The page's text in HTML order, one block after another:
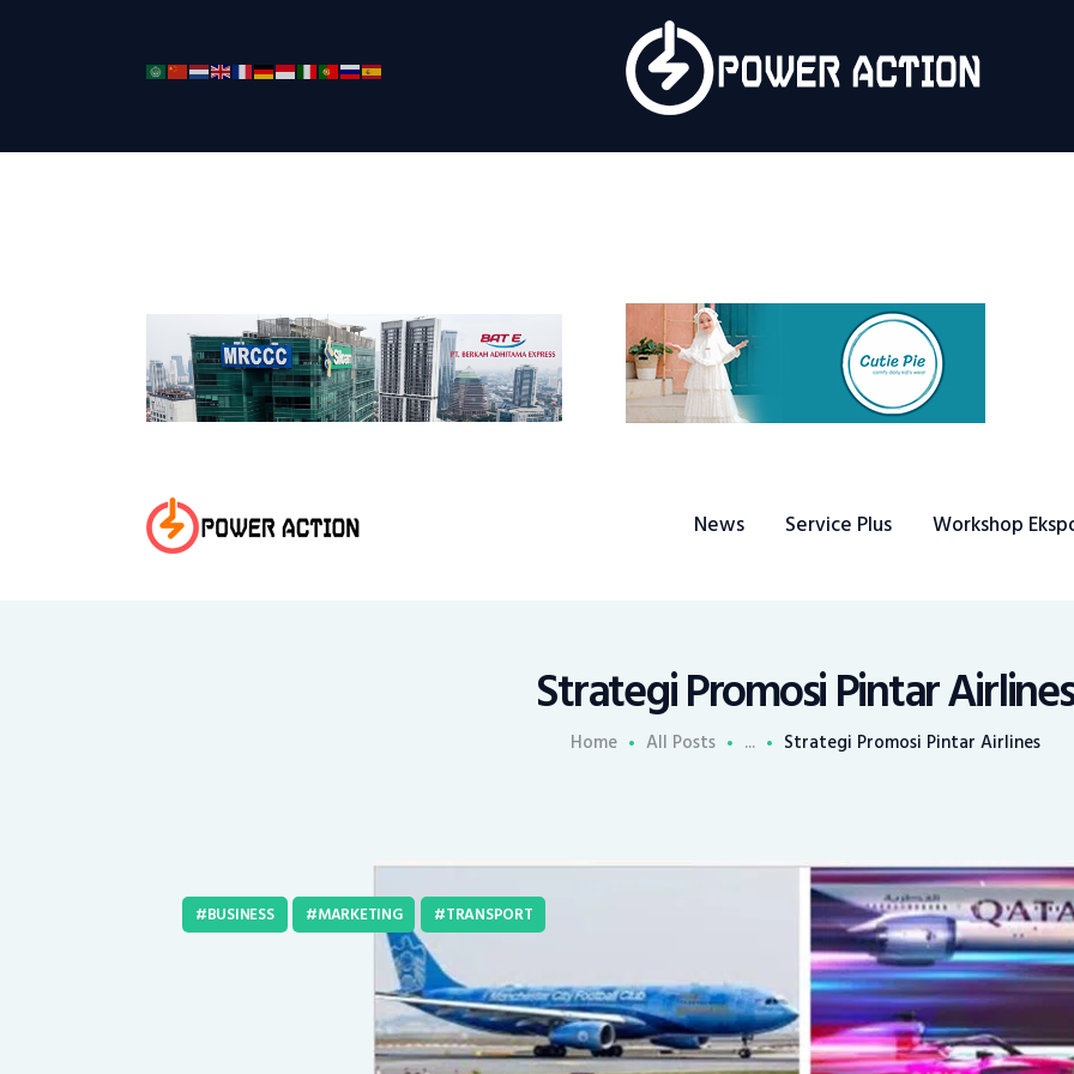
News Service Plus Workshop
Strategi Promosi Pintar Airlines
Home All Posts ... Strategi Promosi Pintar Airlines
Service Plus
Workshop Ekspor
About Us
BUSINESS MARKETING TRANSPORT